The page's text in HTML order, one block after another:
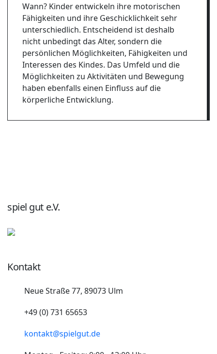
Wann? Kinder entwickeln ihre motorischen
Fähigkeiten und ihre Geschicklichkeit sehr
unterschiedlich. Entscheidend ist deshalb
nicht unbedingt das Alter, sondern die
persönlichen Möglichkeiten, Fähigkeiten und
Interessen des Kindes. Das Umfeld und die
Möglichkeiten zu Aktivitäten und Bewegung
haben ebenfalls einen Einfluss auf die
körperliche Entwicklung.
spiel gut e.V.
Kontakt
Neue Straße 77, 89073 Ulm
+49 (0) 731 65653
kontakt@spielgut.de